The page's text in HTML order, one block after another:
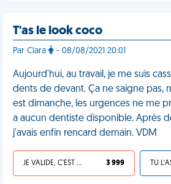
T'as le look coco
Par Clara - 08/08/2021 20:01
Aujourd'hui, au travail, je me suis
dents de devant. Ça ne saigne pas,
est dimanche, les urgences ne me
a aucun dentiste disponible. Après
j'avais enfin rencard demain. VDM
JE VALIDE, C'EST UNE VDM 3 999